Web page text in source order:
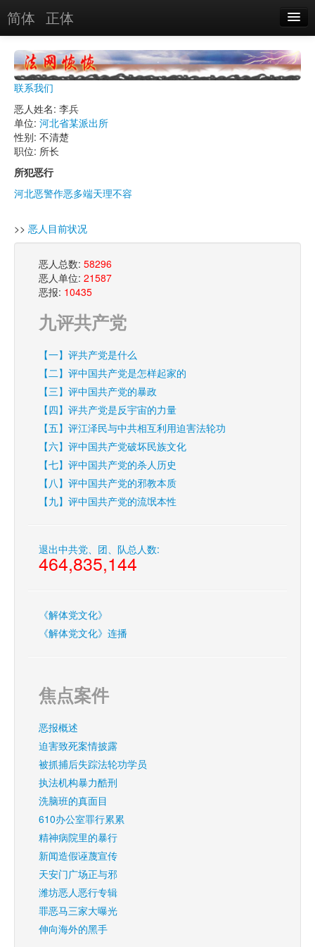
简体 正体
恶报实例
恶人图片
恶人单位
单位图片
关于
联系我们
恶人姓名: 李兵
单位: 河北省某派出所
性别: 不清楚
职位: 所长
所犯恶行
河北恶警作恶多端天理不容
>> 恶人目前状况
恶人总数: 58296
恶人单位: 21587
恶报: 10435
九评共产党
【一】评共产党是什么
【二】评中国共产党是怎样起家的
【三】评中国共产党的暴政
【四】评共产党是反宇宙的力量
【五】评江泽民与中共相互利用迫害法轮功
【六】评中国共产党破坏民族文化
【七】评中国共产党的杀人历史
【八】评中国共产党的邪教本质
【九】评中国共产党的流氓本性
退出中共党、团、队总人数:
464,835,144
《解体党文化》
《解体党文化》连播
焦点案件
恶报概述
迫害致死案情披露
被抓捕后失踪法轮功学员
执法机构暴力酷刑
洗脑班的真面目
610办公室罪行累累
精神病院里的暴行
新闻造假诬蔑宣传
天安门广场正与邪
潍坊恶人恶行专辑
罪恶马三家大曝光
伸向海外的黑手